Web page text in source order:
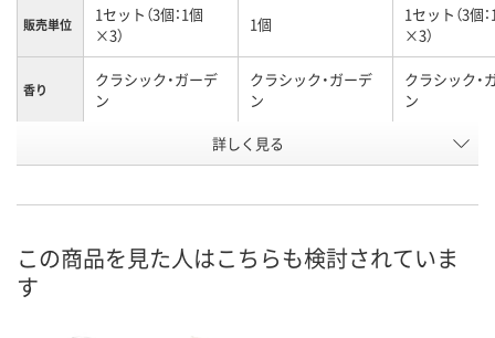
販売単位
1セット（3個：1個
×3）
1個
1セット（3個
×3）
香り
クラシック・ガーデ
ン
クラシック・ガーデ
ン
クラシック・
ン
付替
号
お届け日
詳しく見る
この商品を見た人はこちらも検討されていま
す